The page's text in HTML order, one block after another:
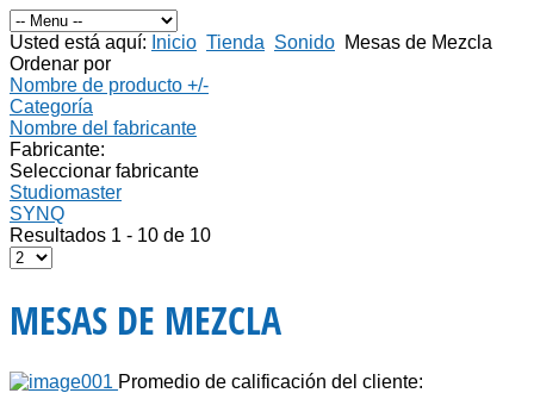
Usted está aquí: Inicio Tienda Sonido Mesas de Mezcla
Ordenar por
Nombre de producto +/-
Categoría
Nombre del fabricante
Fabricante:
Seleccionar fabricante
Studiomaster
SYNQ
Resultados 1 - 10 de 10
MESAS DE MEZCLA
Promedio de calificación del cliente: